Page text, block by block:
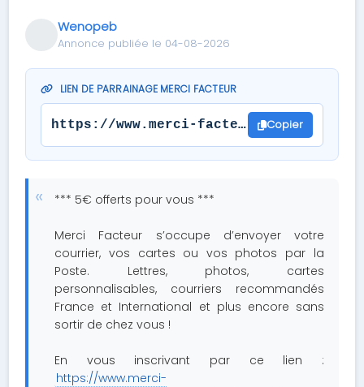
Wenopeb
Annonce publiée le 04-08-2026
LIEN DE PARRAINAGE MERCI FACTEUR
https://www.merci-facteur.com/
Copier
*** 5€ offerts pour vous ***
Merci Facteur s’occupe d’envoyer votre
courrier, vos cartes ou vos photos par la
Poste. Lettres, photos, cartes
personnalisables, courriers recommandés
France et International et plus encore sans
sortir de chez vous !
En vous inscrivant par ce lien :
https://www.merci-